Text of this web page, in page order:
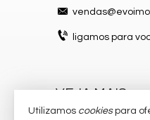
ligamos para
VEJA MAIS
atendimento por
Utilizamos cookiespara